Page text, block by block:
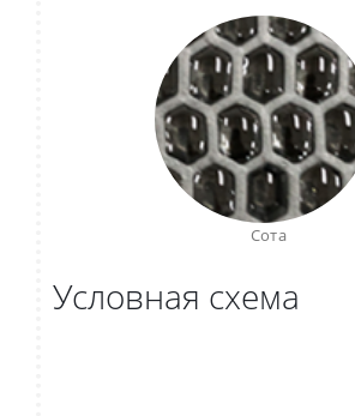
Сота
Условная схема